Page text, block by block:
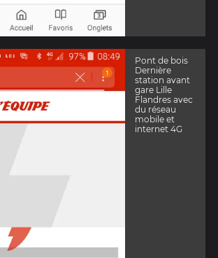
Pont de bois
Dernière
station avant
gare Lille
Flandres avec
du réseau
mobile et
internet 4G